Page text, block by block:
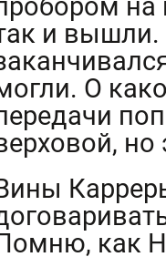
на
и вышли.
О
но
как